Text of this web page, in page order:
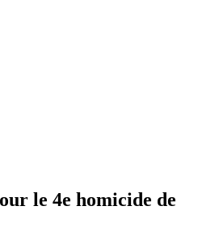
le 4e homicide de